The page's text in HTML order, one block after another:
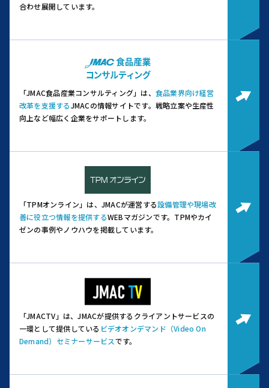
合わせ展開しています。
「JMAC食品産業コンサルティング」は、 食品業界向け経営
改革を支援するJMACの情報サイトです。 戦略立案や生産性
向上など幅広く企業をサポートします。
「TPMオンライン」は、JMACが運営する設備管理や現場改
善に役立つ情報を提供するWEBマガジンです。 TPMやカイ
ゼンの事例やノウハウを掲載しています。
「JMACTV」は、JMACが提供するクライアントサービスの
一環として提供している ビデオオンデマンド（Video On
Demand）セミナーサービスです。